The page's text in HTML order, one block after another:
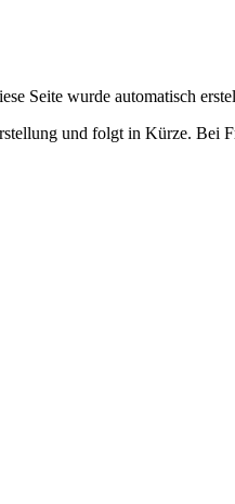
Seite wurde automatisch
und folgt in Kürze. Bei